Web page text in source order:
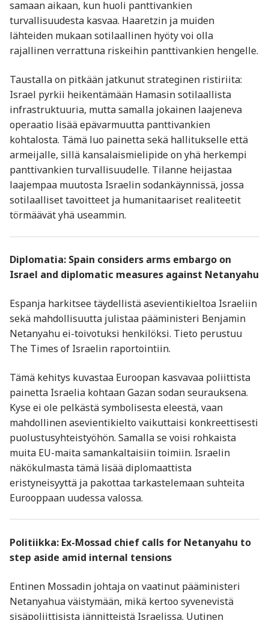
samaan aikaan, kun huoli panttivankien
turvallisuudesta kasvaa. Haaretzin ja muiden
lähteiden mukaan sotilaallinen hyöty voi olla
rajallinen verrattuna riskeihin panttivankien hengelle.
Taustalla on pitkään jatkunut strateginen ristiriita:
Israel pyrkii heikentämään Hamasin sotilaallista
infrastruktuuria, mutta samalla jokainen laajeneva
operaatio lisää epävarmuutta panttivankien
kohtalosta. Tämä luo painetta sekä hallitukselle että
armeijalle, sillä kansalaismielipide on yhä herkempi
panttivankien turvallisuudelle. Tilanne heijastaa
laajempaa muutosta Israelin sodankäynnissä, jossa
sotilaalliset tavoitteet ja humanitaariset realiteetit
törmäävät yhä useammin.
Diplomatia: Spain considers arms embargo on
Israel and diplomatic measures against Netanyahu
Espanja harkitsee täydellistä asevientikieltoa Israeliin
sekä mahdollisuutta julistaa pääministeri Benjamin
Netanyahu ei-toivotuksi henkilöksi. Tieto perustuu
The Times of Israelin raportointiin.
Tämä kehitys kuvastaa Euroopan kasvavaa poliittista
painetta Israelia kohtaan Gazan sodan seurauksena.
Kyse ei ole pelkästä symbolisesta eleestä, vaan
mahdollinen asevientikielto vaikuttaisi konkreettisesti
puolustusyhteistyöhön. Samalla se voisi rohkaista
muita EU-maita samankaltaisiin toimiin. Israelin
näkökulmasta tämä lisää diplomaattista
eristyneisyyttä ja pakottaa tarkastelemaan suhteita
Eurooppaan uudessa valossa.
Politiikka: Ex-Mossad chief calls for Netanyahu to
step aside amid internal tensions
Entinen Mossadin johtaja on vaatinut pääministeri
Netanyahua väistymään, mikä kertoo syvenevistä
sisäpoliittisista jännitteistä Israelissa. Uutinen